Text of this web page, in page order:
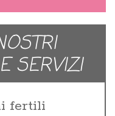
SERVIZI
fertili